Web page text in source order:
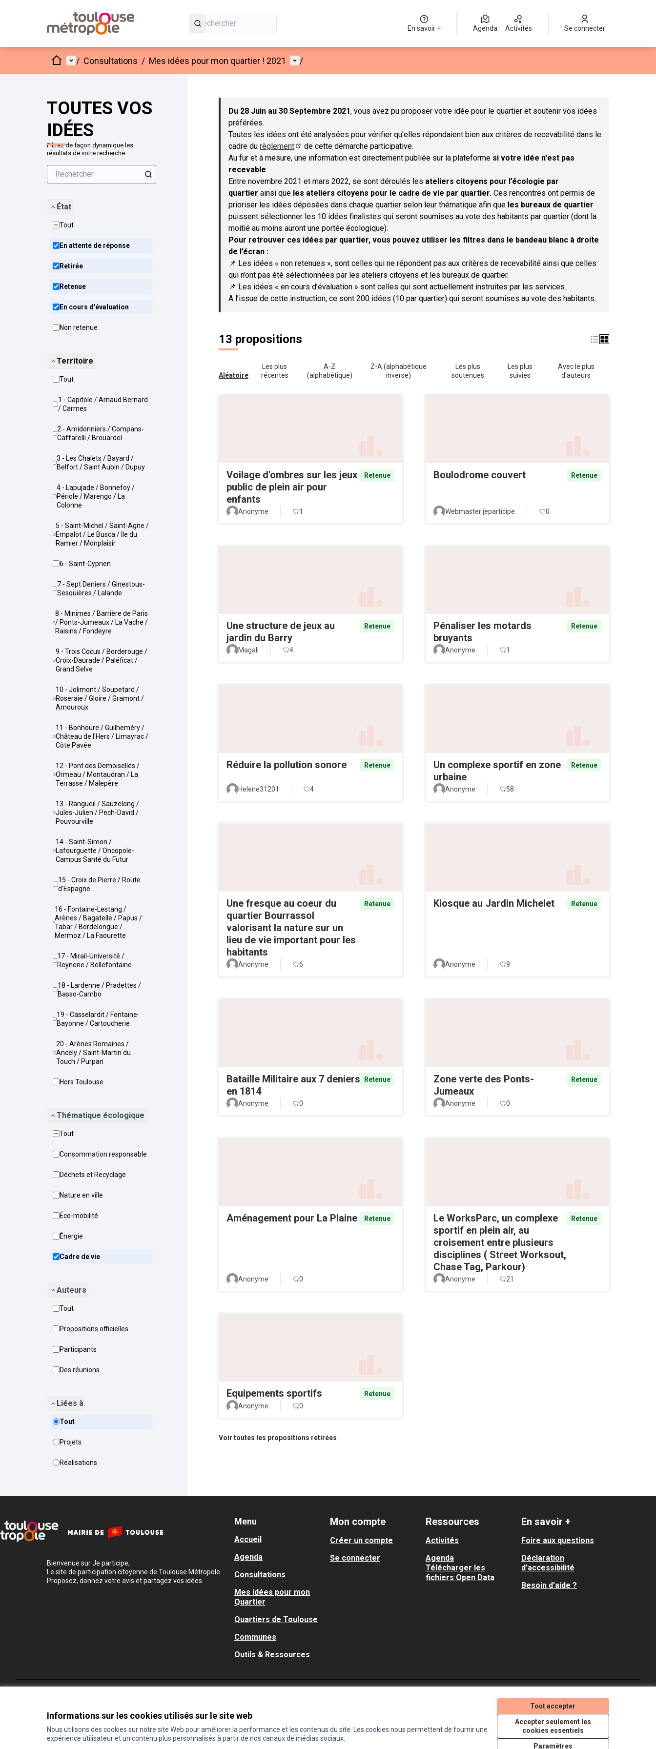
Informations sur les cookies utilisés sur le site web
Nous utilisons des cookies sur notre site Web pour améliorer la performance et les contenus du site. Les cookies nous permettent de fournir une
expérience utilisateur et un contenu plus personnalisés à partir de nos canaux de médias sociaux.
Tout accepter
Accepter seulement les
cookies essentiels
Paramètres
En savoir + Agenda Activités Se connecter
AccueilMenu principal
/ Consultations / Mes idées pour mon quartier ! 2021 Menu utilisateur
/
TOUTES VOS
IDÉES
Filtrez de façon dynamique les
résultats de votre recherche.
État
Tout
En attente de réponse
Retirée
Retenue
En cours d'évaluation
Non retenue
Territoire
Tout
1 - Capitole / Arnaud Bernard
/ Carmes
2 - Amidonniers / Compans-
Caffarelli / Brouardel
3 - Les Chalets / Bayard /
Belfort / Saint Aubin / Dupuy
4 - Lapujade / Bonnefoy /
Périole / Marengo / La
Colonne
5 - Saint-Michel / Saint-Agne /
Empalot / Le Busca / Ile du
Ramier / Monplaisir
6 - Saint-Cyprien
7 - Sept Deniers / Ginestous-
Sesquières / Lalande
8 - Minimes / Barrière de Paris
/ Ponts-Jumeaux / La Vache /
Raisins / Fondeyre
9 - Trois Cocus / Borderouge /
Croix-Daurade / Paléficat /
Grand Selve
10 - Jolimont / Soupetard /
Roseraie / Gloire / Gramont /
Amouroux
11 - Bonhoure / Guilheméry /
Château de l'Hers / Limayrac /
Côte Pavée
12 - Pont des Demoiselles /
Ormeau / Montaudran / La
Terrasse / Malepère
13 - Rangueil / Sauzelong /
Jules-Julien / Pech-David /
Pouvourville
14 - Saint-Simon /
Lafourguette / Oncopole-
Campus Santé du Futur
15 - Croix de Pierre / Route
d'Espagne
16 - Fontaine-Lestang /
Arènes / Bagatelle / Papus /
Tabar / Bordelongue /
Mermoz / La Faourette
17 - Mirail-Université /
Reynerie / Bellefontaine
18 - Lardenne / Pradettes /
Basso-Cambo
19 - Casselardit / Fontaine-
Bayonne / Cartoucherie
20 - Arènes Romaines /
Ancely / Saint-Martin du
Touch / Purpan
Hors Toulouse
Thématique écologique
Tout
Consommation responsable
Déchets et Recyclage
Nature en ville
Éco-mobilité
Énergie
Cadre de vie
Auteurs
Tout
Propositions officielles
Participants
Des réunions
Liées à
Tout
Projets
Réalisations
Passer la carte
Du 28 Juin au 30 Septembre 2021, vous avez pu proposer votre idée pour le quartier et soutenir vos idées
préférées.
Toutes les idées ont été analysées pour vérifier qu'elles répondaient bien aux critères de recevabilité dans le
cadre du règlement
(S'ouvre dans un nouvel onglet)
de cette démarche participative.
Au fur et à mesure, une information est directement publiée sur la plateforme si votre idée n'est pas
recevable.
Entre novembre 2021 et mars 2022, se sont déroulés les ateliers citoyens pour l’écologie par
quartier ainsi que les ateliers citoyens pour le cadre de vie par quartier. Ces rencontres ont permis de
prioriser les idées déposées dans chaque quartier selon leur thématique afin que les bureaux de quartier
puissent sélectionner les 10 idées finalistes qui seront soumises au vote des habitants par quartier (dont la
moitié au moins auront une portée écologique).
Pour retrouver ces idées par quartier, vous pouvez utiliser les filtres dans le bandeau blanc à droite
de l’écran :
📌 Les idées « non retenues », sont celles qui ne répondent pas aux critères de recevabilité ainsi que celles
qui n’ont pas été sélectionnées par les ateliers citoyens et les bureaux de quartier.
📌 Les idées « en cours d’évaluation » sont celles qui sont actuellement instruites par les services.
A l’issue de cette instruction, ce sont 200 idées (10 par quartier) qui seront soumises au vote des habitants.
13 propositions
Aléatoire
Les plus
récentes
A-Z
(alphabétique)
Z-A (alphabétique
inverse)
Les plus
soutenues
Les plus
suivies
Avec le plus
d'auteurs
Voilage d'ombres sur les jeux
public de plein air pour
enfants
Retenue
Anonyme 1
Boulodrome couvert Retenue
Webmaster jeparticipe 0
Une structure de jeux au
jardin du Barry
Retenue
Magali 4
Pénaliser les motards
bruyants
Retenue
Anonyme 1
Réduire la pollution sonore Retenue
Helene31201 4
Un complexe sportif en zone
urbaine
Retenue
Anonyme 58
Une fresque au coeur du
quartier Bourrassol
valorisant la nature sur un
lieu de vie important pour les
habitants
Retenue
Anonyme 6
Kiosque au Jardin Michelet Retenue
Anonyme 9
Bataille Militaire aux 7 deniers
en 1814
Retenue
Anonyme 0
Zone verte des Ponts-
Jumeaux
Retenue
Anonyme 0
Aménagement pour La Plaine Retenue
Anonyme 0
Le WorksParc, un complexe
sportif en plein air, au
croisement entre plusieurs
disciplines ( Street Worksout,
Chase Tag, Parkour)
Retenue
Anonyme 21
Equipements sportifs
Retenue
Anonyme
0
Voir toutes les propositions retirées
Bienvenue sur Je participe,
Le site de participation citoyenne de Toulouse Métropole.
Proposez, donnez votre avis et partagez vos idées.
Menu
Accueil
Agenda
Consultations
Mes idées pour mon
Quartier
Quartiers de Toulouse
Communes
Outils & Ressources
Mon compte
Créer un compte
Se connecter
Ressources
Activités
Agenda
Télécharger les
fichiers Open Data
En savoir +
Foire aux questions
Déclaration
d'accessibilité
Besoin d'aide ?
(Lien externe)
(Lien externe)
(Lien externe)
Licence Creative
(Lien externe)